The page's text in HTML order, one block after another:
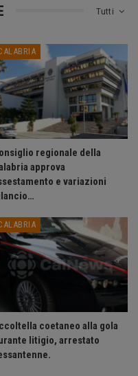
Tutti
regionale della
approva
e variazioni
coetaneo alla gola
litigio, arrestato